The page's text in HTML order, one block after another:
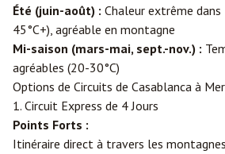
Été (juin-août) : Chaleur extrême
45°C+), agréable en montagne
Mi-saison (mars-mai, sept.-nov.) :
agréables (20-30°C)
Options de Circuits de Casablanca à
1. Circuit Express de 4 Jours
Points Forts :
Itinéraire direct à travers les